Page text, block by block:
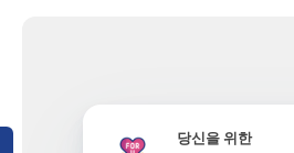
당신을 위한